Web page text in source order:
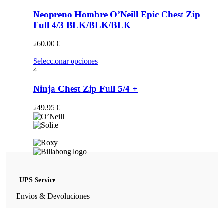
múltiples
variantes.
Las
elegir
página
Neopreno Hombre O’Neill Epic Chest Zip
Full 4/3 BLK/BLK/BLK
260.00 €
Seleccionar opcionesEste
múltiples
variantes.
4
Ninja Chest Zip Full 5/4 +
249.95 €
UPS Service
Envios & Devoluciones